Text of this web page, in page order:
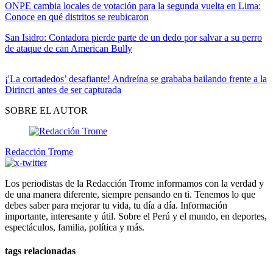
ONPE cambia locales de votación para la segunda vuelta en Lima:
Conoce en qué distritos se reubicaron
San Isidro: Contadora pierde parte de un dedo por salvar a su perro
de ataque de can American Bully
¡'La cortadedos’ desafiante! Andreína se grababa bailando frente a la
Dirincri antes de ser capturada
SOBRE EL AUTOR
Redacción Trome
Los periodistas de la Redacción Trome informamos con la verdad y
de una manera diferente, siempre pensando en ti. Tenemos lo que
debes saber para mejorar tu vida, tu día a día. Información
importante, interesante y útil. Sobre el Perú y el mundo, en deportes,
espectáculos, familia, política y más.
tags relacionadas